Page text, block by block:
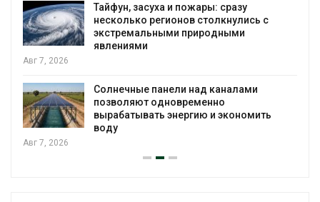
Тайфун, засуха и пожары: сразу
несколько регионов столкнулись с
экстремальными природными
явлениями
Авг 7, 2026
Солнечные панели над каналами
позволяют одновременно
вырабатывать энергию и экономить
воду
Авг 7, 2026